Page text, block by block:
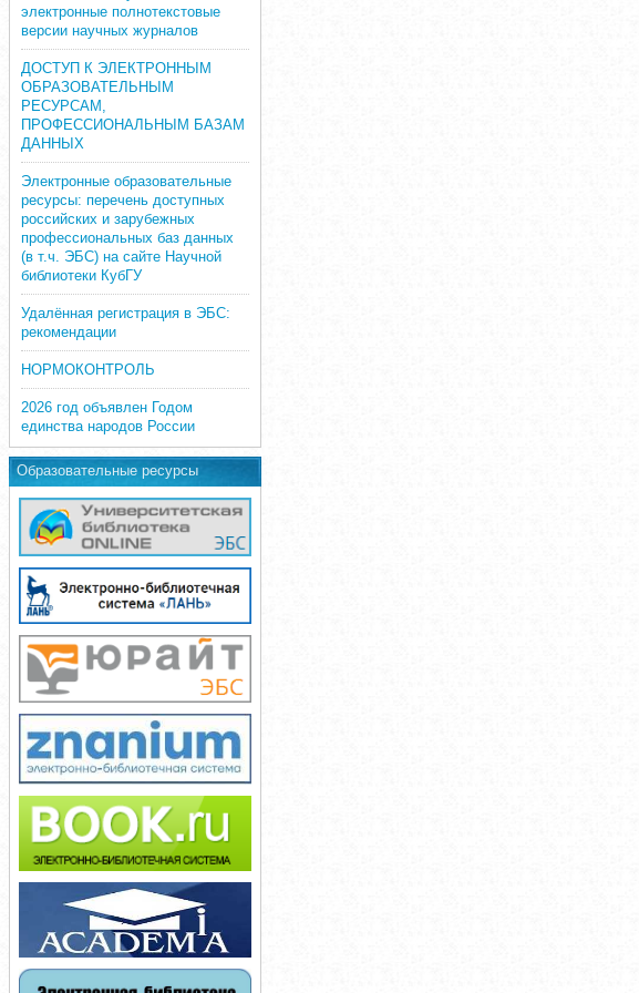
электронные полнотекстовые
версии научных журналов
ДОСТУП К ЭЛЕКТРОННЫМ
ОБРАЗОВАТЕЛЬНЫМ
РЕСУРСАМ,
ПРОФЕССИОНАЛЬНЫМ БАЗАМ
ДАННЫХ
Электронные образовательные
ресурсы: перечень доступных
российских и зарубежных
профессиональных баз данных
(в т.ч. ЭБС) на сайте Научной
библиотеки КубГУ
Удалённая регистрация в ЭБС:
рекомендации
НОРМОКОНТРОЛЬ
2026 год объявлен Годом
единства народов России
Образовательные ресурсы